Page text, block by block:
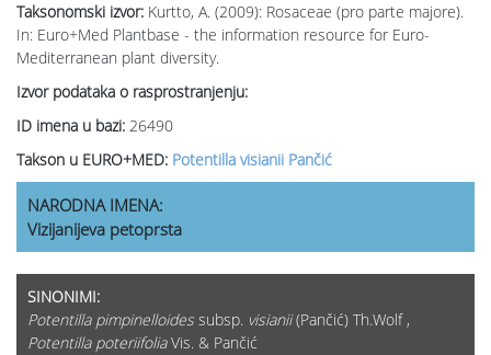
Taksonomski izvor: Kurtto, A. (2009): Rosaceae (pro parte majore).
In: Euro+Med Plantbase - the information resource for Euro-
Mediterranean plant diversity.
Izvor podataka o rasprostranjenju:
ID imena u bazi: 26490
Takson u EURO+MED: Potentilla visianii Pančić
NARODNA IMENA:
Vizijanijeva petoprsta
SINONIMI:
Potentilla pimpinelloides subsp. visianii(Pančić) Th.Wolf ,
Potentilla poteriifoliaVis. & Pančić